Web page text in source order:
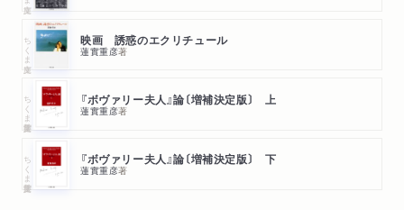
ちくま文庫 映画 誘惑のエクリチュール
蓮實重彦著
ちくま学芸文庫 『ボヴァリー夫人』論〔増補決定版〕 上
蓮實重彦著
ちくま学芸文庫 『ボヴァリー夫人』論〔増補決定版〕 下
蓮實重彦著